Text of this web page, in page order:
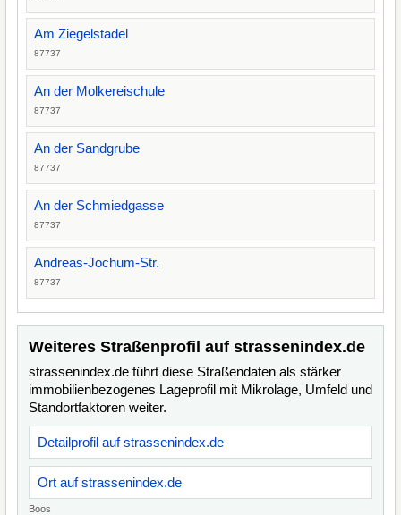
Am Ziegelstadel
87737
An der Molkereischule
87737
An der Sandgrube
87737
An der Schmiedgasse
87737
Andreas-Jochum-Str.
87737
Weiteres Straßenprofil auf strassenindex.de
strassenindex.de führt diese Straßendaten als stärker
immobilienbezogenes Lageprofil mit Mikrolage, Umfeld und
Standortfaktoren weiter.
Detailprofil auf strassenindex.de
Ort auf strassenindex.de
Boos